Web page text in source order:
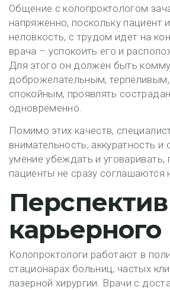
Общение с колопроктологом
напряженно, поскольку пациент
неловкость, с трудом идет на
врача – успокоить его и
Для этого он должен быть
доброжелательным,
спокойным, проявлять
одновременно.
Помимо этих качеств,
внимательность, аккуратность и
умение убеждать и уговаривать,
пациенты не сразу соглашаются
карьерного
Колопроктологи работают в
стационарах больниц, частых
лазерной хирургии. Врачи с